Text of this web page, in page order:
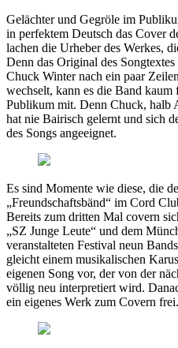
Gelächter und Gegröle im
in perfektem Deutsch das Cover
lachen die Urheber des Werkes,
Denn das Original des
Chuck Winter nach ein paar
wechselt, kann es die Band kaum
Publikum mit. Denn Chuck, halb
hat nie Bairisch gelernt und sich
des Songs angeeignet.
Es sind Momente wie diese, die
„Freundschaftsbänd“ im Cord
Bereits zum dritten Mal covern
„SZ Junge Leute“ und dem
veranstalteten Festival neun
gleicht einem musikalischen
eigenen Song vor, der von der
völlig neu interpretiert wird.
ein eigenes Werk zum Covern frei.